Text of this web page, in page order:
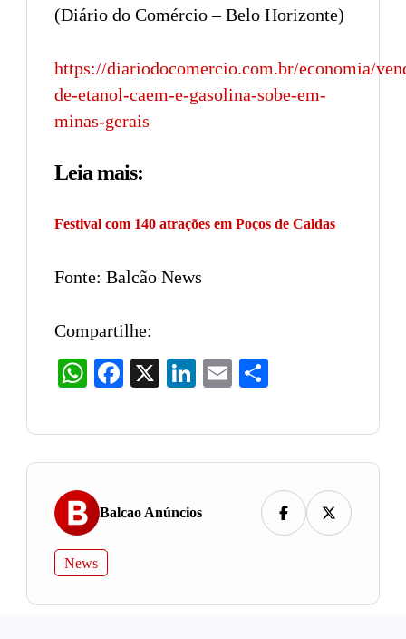
(Diário do Comércio – Belo Horizonte)
https://diariodocomercio.com.br/economia/
de-etanol-caem-e-gasolina-sobe-em-
minas-gerais
Leia mais:
Festival com 140 atrações em Poços de Caldas
Fonte: Balcão News
Compartilhe:
WhatsAppFacebook LinkedIn
Email
Balcao Anúncios
News